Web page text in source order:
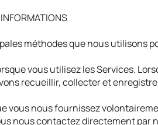
méthodes que nous utilisons
vous utilisez les Services.
recueillir, collecter et
vous nous fournissez
nous contactez directement par